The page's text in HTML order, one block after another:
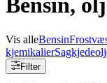
Bensin,
Vis alleBensin
kjemikalier
Filter